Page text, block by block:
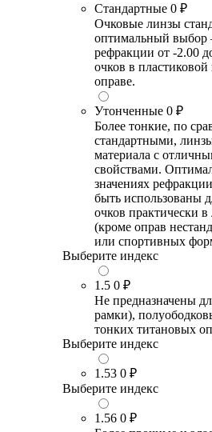
Стандартные 0 ₽
Очковые линзы
оптимальный выбор
рефракции от -2.00
очков в
оправе.
Утонченные 0 ₽
Более тонкие, по
стандартными,
материала с
свойствами.
значениях
быть использованы
очков практически
(кроме оправ
или спортивных
Выберите индекс
1.5 0 ₽
Не предназначены
рамки),
тонких титановых
Выберите индекс
1.53 0 ₽
Выберите индекс
1.56 0 ₽